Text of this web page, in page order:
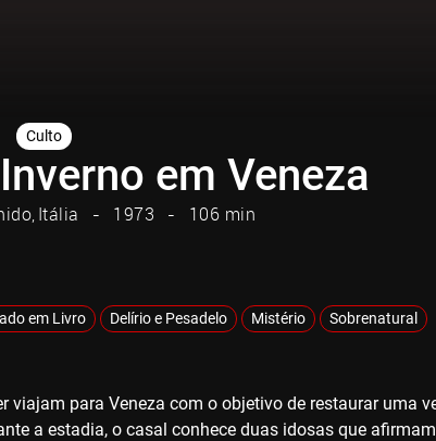
Culto
em Veneza
Itália 1973 106 min
em Livro Delírio e Pesadelo Mistério Sobrenatural
viajam para Veneza com o objetivo de restaurar uma
a estadia, o casal conhece duas idosas que